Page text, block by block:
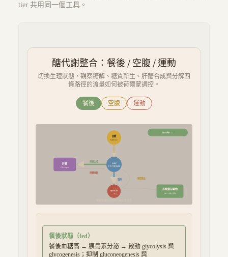
tier 共用同一個工具。
醣代謝整合：餐後 / 空腹 / 運動
切換生理狀態，觀察糖解、糖質新生、肝醣合成與分解四
條路徑的流量如何被荷爾蒙調控。
餐後 空腹 運動
Insulin ↑↑
血糖
Glucose
G-6-P
中央代謝樞紐
Pyruvate
→ TCA
肝醣
Glycogen
非醣類前驅物
Lac / Ala / Gly
糖解 糖質新生
肝醣合成
肝醣分解
餐後狀態（fed）
餐後血糖高 → 胰島素分泌 → 啟動 glycolysis 與
glycogenesis；抑制 gluconeogenesis 與